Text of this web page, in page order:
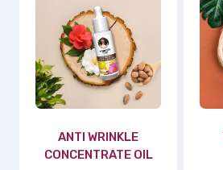
ANTI WRINKLE
CONCENTRATE OIL